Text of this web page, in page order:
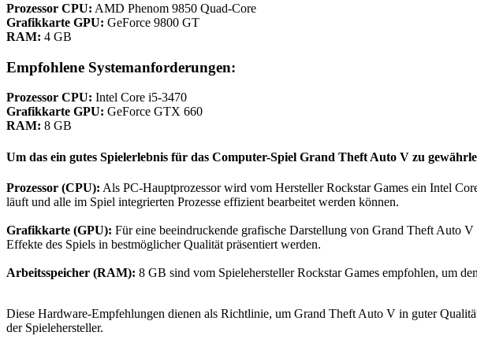
Prozessor CPU: AMD Phenom 9850 Quad-Core
Grafikkarte GPU: GeForce 9800 GT
RAM: 4 GB
Empfohlene Systemanforderungen:
Prozessor CPU: Intel Core i5-3470
Grafikkarte GPU: GeForce GTX 660
RAM: 8 GB
Um das ein gutes Spielerlebnis für das Computer-Spiel Grand Theft Auto V zu
Prozessor (CPU): Als PC-Hauptprozessor wird vom Hersteller Rockstar Games ein Intel
läuft und alle im Spiel integrierten Prozesse effizient bearbeitet werden können.
Grafikkarte (GPU): Für eine beeindruckende grafische Darstellung von Grand Theft Auto
Effekte des Spiels in bestmöglicher Qualität präsentiert werden.
Arbeitsspeicher (RAM): 8 GB sind vom Spielehersteller Rockstar Games empfohlen, um
Diese Hardware-Empfehlungen dienen als Richtlinie, um Grand Theft Auto V in guter
der Spielehersteller.